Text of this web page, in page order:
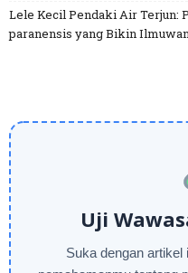
Lele Kecil Pendaki Air Terjun:
paranensis yang Bikin
Uji
Suka dengan artikel